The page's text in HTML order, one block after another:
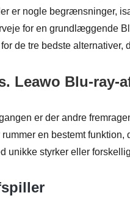
er nogle begrænsninger,
for en grundlæggende
de tre bedste alternativer,
Leawo Blu-ray-
er der andre
en bestemt
unikke styrker eller